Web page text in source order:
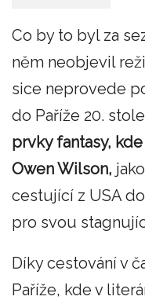
Co by to byl za
něm neobjevil
sice neprovede
do Paříže 20.
prvky fantasy,
Owen Wilson,
cestující z USA
pro svou
Díky cestování v
Paříže, kde v